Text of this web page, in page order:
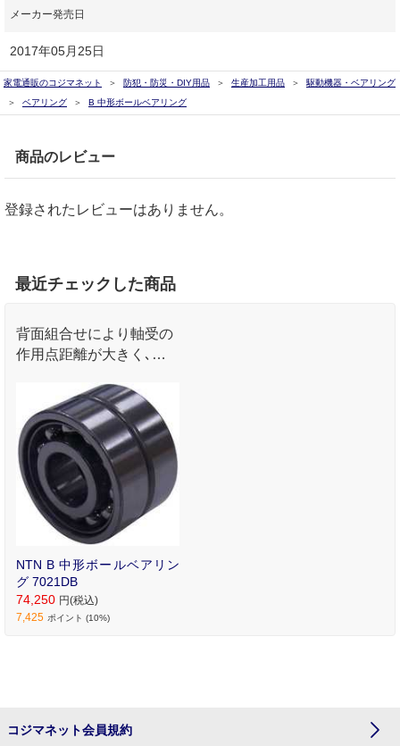
メーカー発売日
2017年05月25日
家電通販のコジマネット 防犯・防災・DIY用品 生産加工用品
駆動機器・ベアリング
ベアリング
B 中形ボールベアリング
商品のレビュー
登録されたレビューはありません。
最近チェックした商品
背面組合せにより軸受の
作用点距離が大きく､モ
が高いです｡ 一般産機用｡
NTN B 中形ボールベアリン
グ 7021DB
74,250 円(税込)
7,425 ポイント (10%)
コジマネット会員規約